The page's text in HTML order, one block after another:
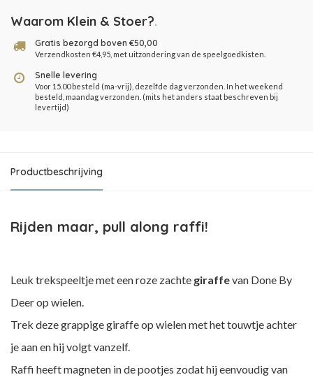
Waarom Klein & Stoer?.
Gratis bezorgd boven €50,00
Verzendkosten €4,95, met uitzondering van de speelgoedkisten.
Snelle levering
Voor 15.00 besteld (ma-vrij), dezelfde dag verzonden. In het weekend
besteld, maandag verzonden. (mits het anders staat beschreven bij
levertijd)
Productbeschrijving
Rijden maar, pull along raffi!
Leuk trekspeeltje met een roze zachte giraffevan Done By
Deer op wielen.
Trek deze grappige giraffe op wielen met het touwtje achter
je aan en hij volgt vanzelf.
Raffi heeft magneten in de pootjes zodat hij eenvoudig van